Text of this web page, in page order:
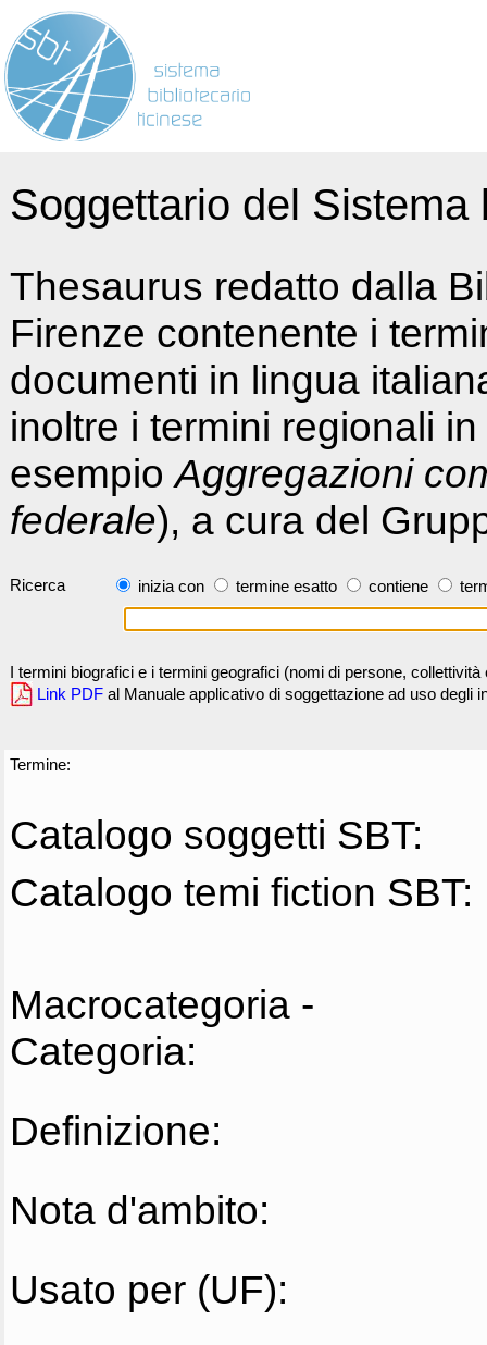
Soggettario del
Thesaurus redatto dalla
Firenze contenente i
documenti in lingua
inoltre i termini regionali
esempioAggregazioni
federale), a cura del
Ricerca inizia con termine esatto contiene
I termini biografici e i termini geografici (nomi di persone,
Link PDF al Manuale applicativo di soggettazione ad uso degli
Termine:
Catalogo soggetti SBT:
Catalogo temi fiction SBT:
Macrocategoria -
Categoria:
Definizione:
Nota d'ambito:
Usato per (UF):